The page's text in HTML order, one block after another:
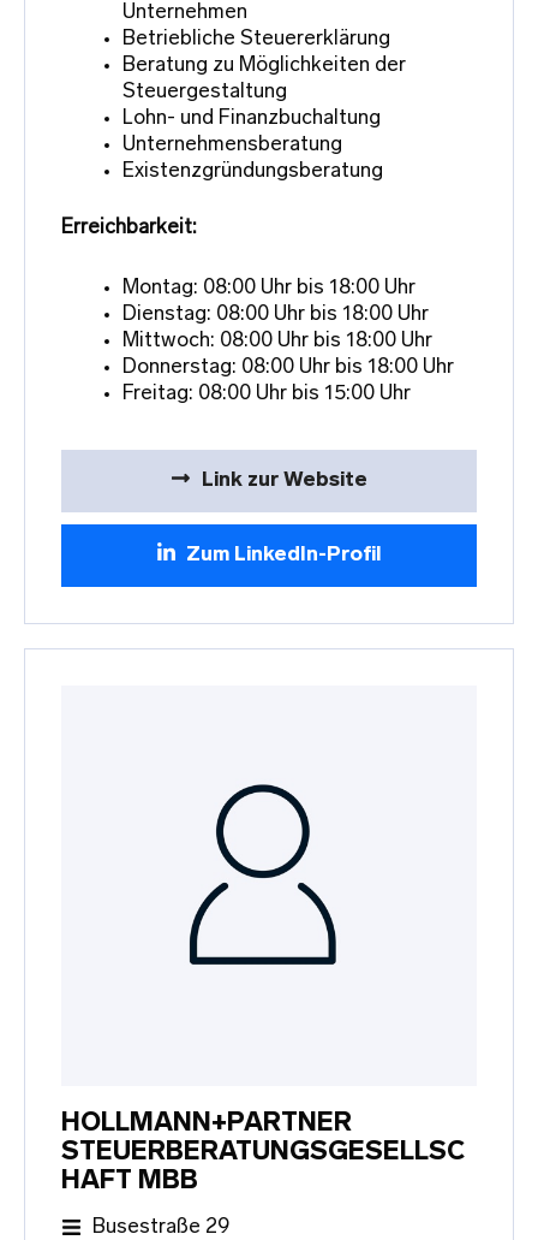
Unternehmen
Betriebliche Steuererklärung
Beratung zu Möglichkeiten der
Steuergestaltung
Lohn- und Finanzbuchaltung
Unternehmensberatung
Existenzgründungsberatung
Erreichbarkeit:
Montag: 08:00 Uhr bis 18:00 Uhr
Dienstag: 08:00 Uhr bis 18:00 Uhr
Mittwoch: 08:00 Uhr bis 18:00 Uhr
Donnerstag: 08:00 Uhr bis 18:00 Uhr
Freitag: 08:00 Uhr bis 15:00 Uhr
Link zur Website
Zum LinkedIn-Profil
HOLLMANN+PARTNER
STEUERBERATUNGSGESELLSC
HAFT MBB
Busestraße 29